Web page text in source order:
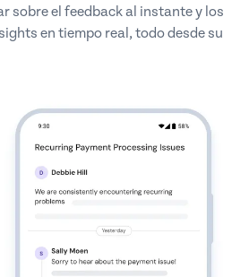
sobre el feedback al instante y los
en tiempo real, todo desde su